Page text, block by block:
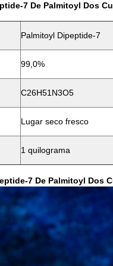
7 De Palmitoyl Dos
Palmitoyl Dipeptide-7
99,0%
C26H51N3O5
Lugar seco fresco
1 quilograma
7 De Palmitoyl Dos